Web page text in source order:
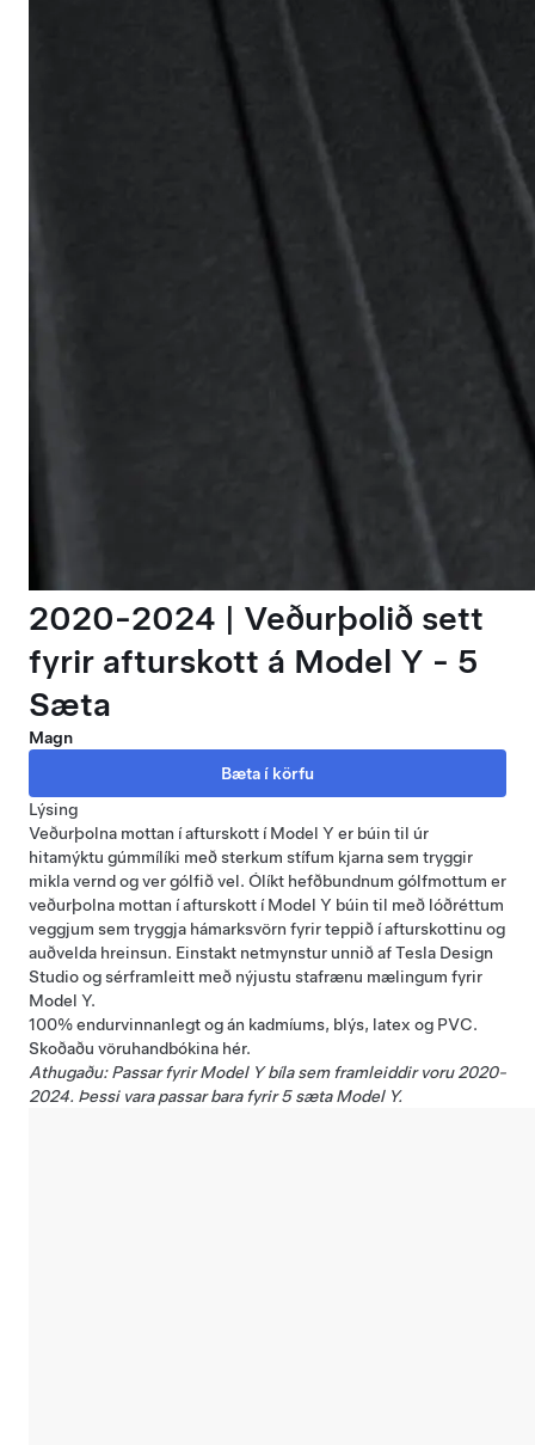
2020-2024 | Veðurþolið sett
fyrir afturskott á Model Y - 5
Sæta
Magn
Lýsing
Veðurþolna mottan í afturskott í Model Y er búin til úr
hitamýktu gúmmílíki með sterkum stífum kjarna sem tryggir
mikla vernd og ver gólfið vel. Ólíkt hefðbundnum gólfmottum er
veðurþolna mottan í afturskott í Model Y búin til með lóðréttum
veggjum sem tryggja hámarksvörn fyrir teppið í afturskottinu og
auðvelda hreinsun. Einstakt netmynstur unnið af Tesla Design
Studio og sérframleitt með nýjustu stafrænu mælingum fyrir
Model Y.
100% endurvinnanlegt og án kadmíums, blýs, latex og PVC.
Skoðaðu vöruhandbókina hér.
Athugaðu: Passar fyrir Model Y bíla sem framleiddir voru 2020-
2024. Þessi vara passar bara fyrir 5 sæta Model Y.